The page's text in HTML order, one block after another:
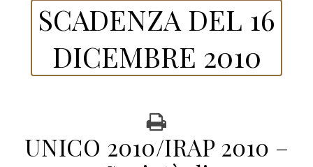
SCADENZA DEL 16
DICEMBRE 2010
UNICO 2010/IRAP 2010 –